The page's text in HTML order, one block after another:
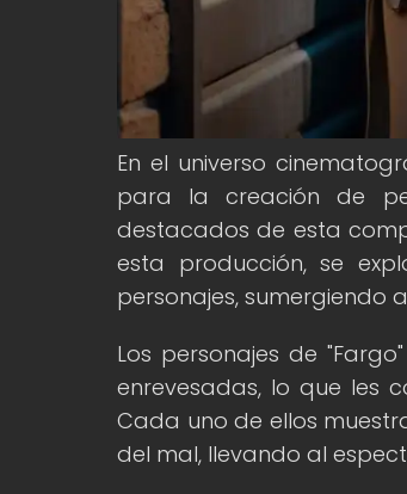
En el universo
para la creación de
destacados de esta
esta producción, se
personajes, sumergiendo
Los personajes de
enrevesadas, lo que les
Cada uno de ellos
del mal, llevando al